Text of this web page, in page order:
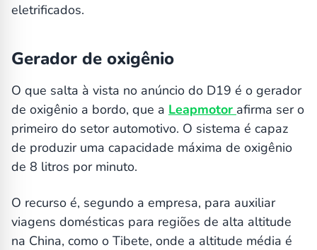
eletrificados.
Gerador de oxigênio
O que salta à vista no anúncio do D19 é o gerador
de oxigênio a bordo, que a Leapmotor afirma ser o
primeiro do setor automotivo. O sistema é capaz
de produzir uma capacidade máxima de oxigênio
de 8 litros por minuto.
O recurso é, segundo a empresa, para auxiliar
viagens domésticas para regiões de alta altitude
na China, como o Tibete, onde a altitude média é